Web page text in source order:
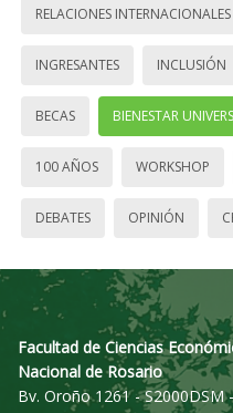
RELACIONES INTERNACIONALES
INGRESANTES INCLUSIÓN
BECAS BIENESTAR
100 AÑOS WORKSHOP
DEBATES OPINIÓN
Facultad de Ciencias
Nacional de Rosario
Bv. Oroño 1261 - S2000DSM